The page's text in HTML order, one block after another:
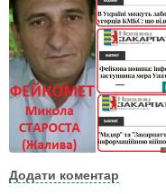
Додати коментар